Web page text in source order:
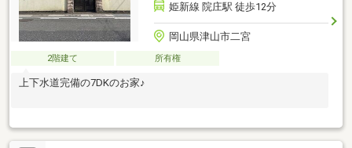
姫新線 院庄駅 徒歩12分
岡山県津山市二宮
2階建て 所有権
上下水道完備の7DKのお家♪